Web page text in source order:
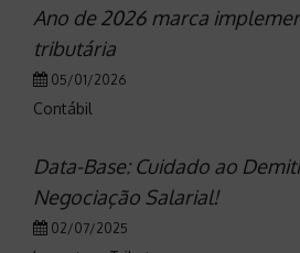
Ano de 2026 marca
tributária
05/01/2026
Contábil
Data-Base: Cuidado ao
Negociação Salarial!
02/07/2025